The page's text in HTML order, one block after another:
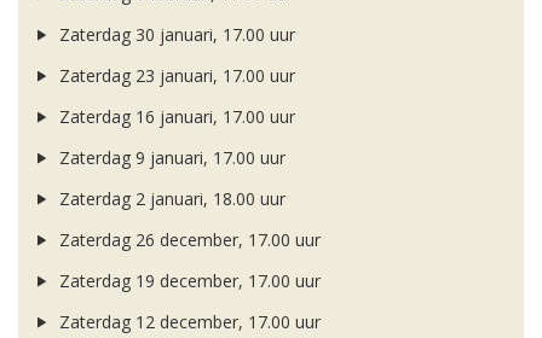
Zaterdag 30 januari, 17.00 uur
Zaterdag 23 januari, 17.00 uur
Zaterdag 16 januari, 17.00 uur
Zaterdag 9 januari, 17.00 uur
Zaterdag 2 januari, 18.00 uur
Zaterdag 26 december, 17.00 uur
Zaterdag 19 december, 17.00 uur
Zaterdag 12 december, 17.00 uur